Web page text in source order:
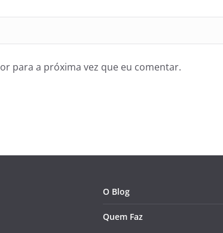
para a próxima vez que eu comentar.
O Blog
Quem Faz